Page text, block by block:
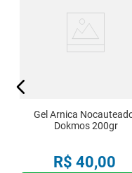
Gel Arnica
Dokmos 200gr
R$ 40,00